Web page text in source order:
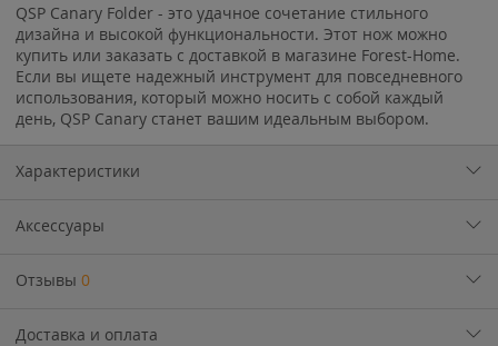
QSP Canary Folder - это удачное сочетание стильного
дизайна и высокой функциональности. Этот нож можно
купить или заказать с доставкой в магазине Forest-Home.
Если вы ищете надежный инструмент для повседневного
использования, который можно носить с собой каждый
день, QSP Canary станет вашим идеальным выбором.
Характеристики
Аксессуары
Отзывы 0
Доставка и оплата